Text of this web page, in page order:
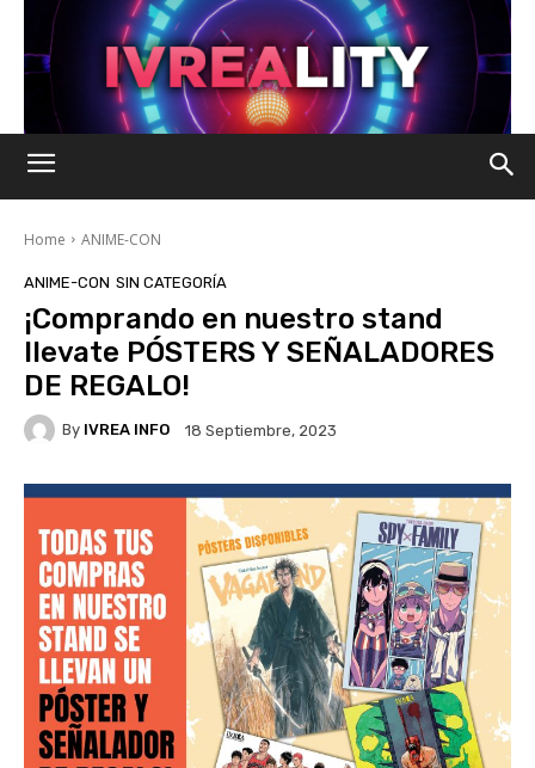
Home ANIME-CON
ANIME-CON SIN CATEGORÍA
¡Comprando en nuestro stand
llevate PÓSTERS Y SEÑALADORES
DE REGALO!
By IVREA INFO 18 Septiembre, 2023